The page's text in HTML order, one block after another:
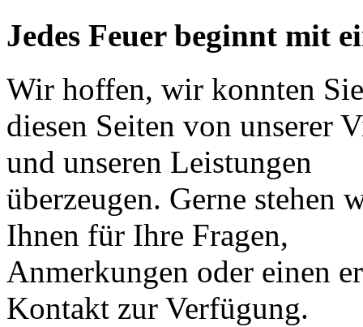
Jedes Feuer beginnt mit
Wir hoffen, wir konnten
diesen Seiten von unserer
und unseren Leistungen
überzeugen. Gerne stehen
Ihnen für Ihre Fragen,
Anmerkungen oder einen
Kontakt zur Verfügung.